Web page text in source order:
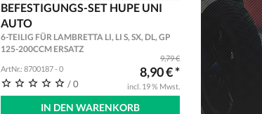
BEFESTIGUNGS-SET HUPE UNI
AUTO
6-TEILIG FÜR LAMBRETTA LI, LI S, SX, DL, GP
125-200CCM ERSATZ
ArtNr.: 8700187 - 0
/ 0
9,79 €
8,90 € *
incl. 19 % Mwst.
IN DEN WARENKORB